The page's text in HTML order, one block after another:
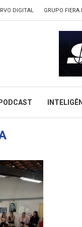
DIGITAL GRUPO FIERA